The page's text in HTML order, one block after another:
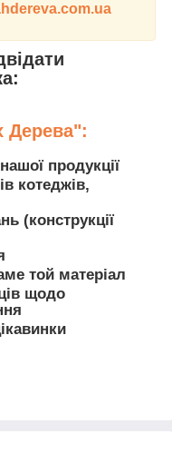
Дерева":
продукції
котеджів,
(конструкції
той матеріал
щодо